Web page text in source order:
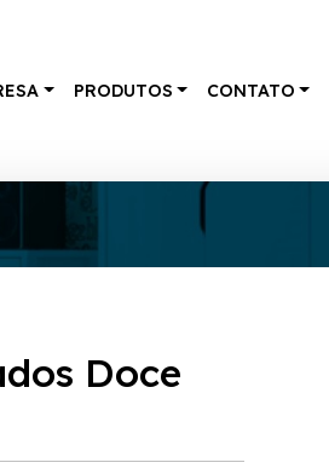
PRODUTOS CONTATO
Doce